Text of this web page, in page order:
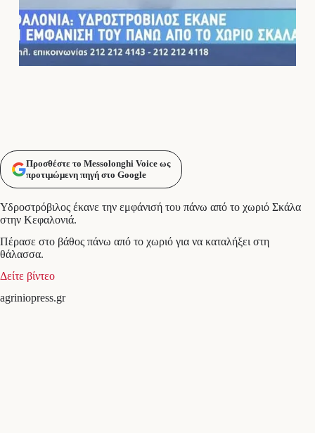
Προσθέστε το Messolonghi Voice ως
προτιμώμενη πηγή στο Google
Υδροστρόβιλος έκανε την εμφάνισή του πάνω από το χωριό Σκάλα
στην Κεφαλονιά.
Πέρασε στο βάθος πάνω από το χωριό για να καταλήξει στη
θάλασσα.
Δείτε βίντεο
agriniopress.gr